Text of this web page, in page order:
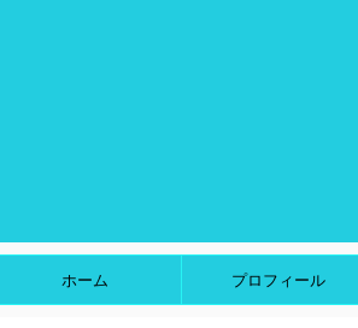
ホーム プロフィール